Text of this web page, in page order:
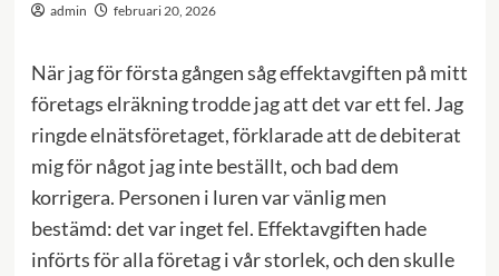
admin februari 20, 2026
När jag för första gången såg effektavgiften på mitt
företags elräkning trodde jag att det var ett fel. Jag
ringde elnätsföretaget, förklarade att de debiterat
mig för något jag inte beställt, och bad dem
korrigera. Personen i luren var vänlig men
bestämd: det var inget fel. Effektavgiften hade
införts för alla företag i vår storlek, och den skulle